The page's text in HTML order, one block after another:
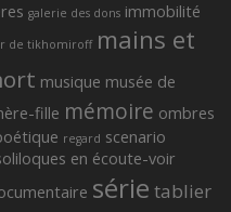
galerie des dons immobilité
de tikhomiroff mains et
musique musée de
fille mémoire ombres
regard scenario
en écoute-voir
série tablier